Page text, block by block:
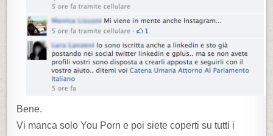
Bene.
Vi manca solo You Porn e poi siete coperti su tutti i